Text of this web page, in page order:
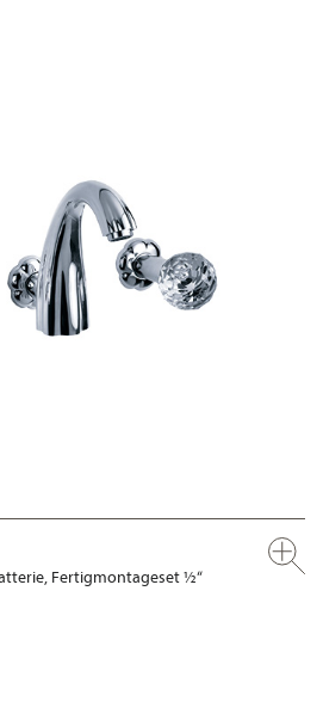
Fertigmontageset ½“